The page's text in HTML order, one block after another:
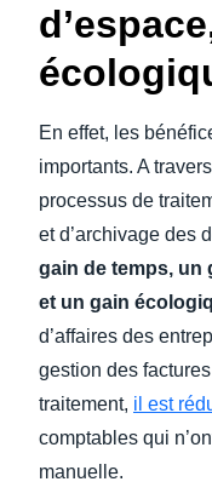
En effet, les
importants. A
processus de
et d’archivage des
gain de temps, un
et un gain
d’affaires des
gestion des
traitement, il est
comptables qui
manuelle.